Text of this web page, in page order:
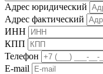
Адрес юридический
Адрес фактический
ИНН
КПП
Телефон
E-mail